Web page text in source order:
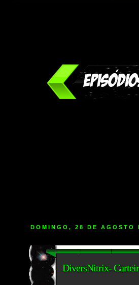
DOMINGO, 28 DE AGOSTO
DiversNitrix-